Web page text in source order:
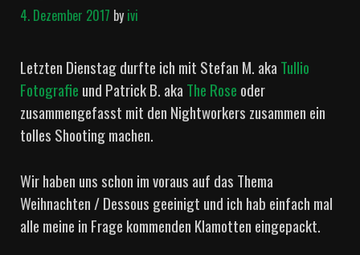
4. Dezember 2017 byivi
Letzten Dienstag durfte ich mit Stefan M. aka Tullio
Fotografie und Patrick B. aka The Rose oder
zusammengefasst mit den Nightworkers zusammen ein
tolles Shooting machen.
Wir haben uns schon im voraus auf das Thema
Weihnachten / Dessous geeinigt und ich hab einfach mal
alle meine in Frage kommenden Klamotten eingepackt.